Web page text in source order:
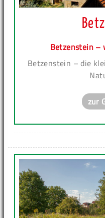
Betzenstein –
Betzenstein – die
zur